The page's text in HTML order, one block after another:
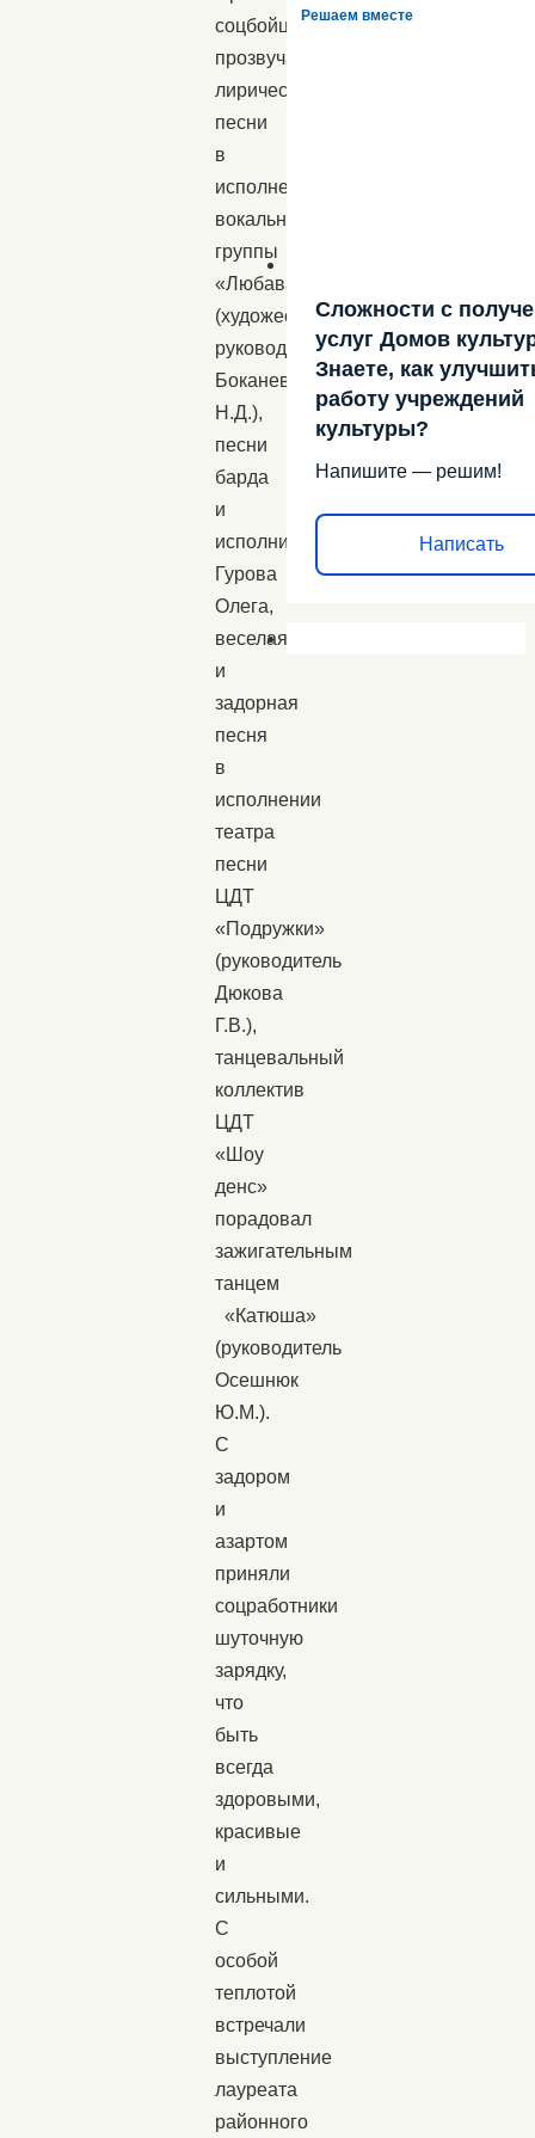
соцбойцы!»
прозвучали
лирические
песни
в
исполнении
вокальной
группы
«Любава»
(художественный
руководитель
Боканева
Н.Д.),
песни
барда
и
исполнителя
Гурова
Олега,
веселая
и
задорная
песня
в
исполнении
театра
песни
ЦДТ
«Подружки»
(руководитель
Дюкова
Г.В.),
танцевальный
коллектив
ЦДТ
«Шоу
денс»
порадовал
зажигательным
танцем
«Катюша»
(руководитель
Осешнюк
Ю.М.).
С
задором
и
азартом
приняли
соцработники
шуточную
зарядку,
что
быть
всегда
здоровыми,
красивые
и
сильными.
С
особой
теплотой
встречали
выступление
лауреата
районного
Решаем вместе
Сложности с
услуг Домов
Знаете, как
работу учреждений
культуры?
Напишите — решим!
Написать